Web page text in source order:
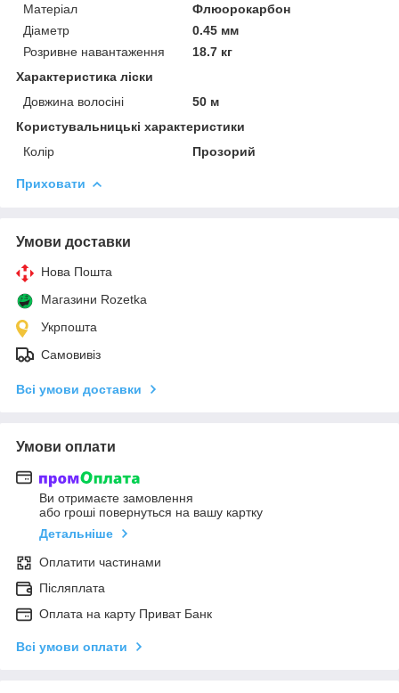
Матеріал
Флюорокарбон
Діаметр
0.45 мм
Розривне навантаження
18.7 кг
Характеристика ліски
Довжина волосіні
50 м
Користувальницькі характеристики
Колір
Прозорий
Приховати
Умови доставки
Нова Пошта
Магазини Rozetka
Укрпошта
Самовивіз
Всі умови доставки
Умови оплати
Ви отримаєте замовлення
або гроші повернуться на вашу картку
Детальніше
Оплатити частинами
Післяплата
Оплата на карту Приват Банк
Всі умови оплати